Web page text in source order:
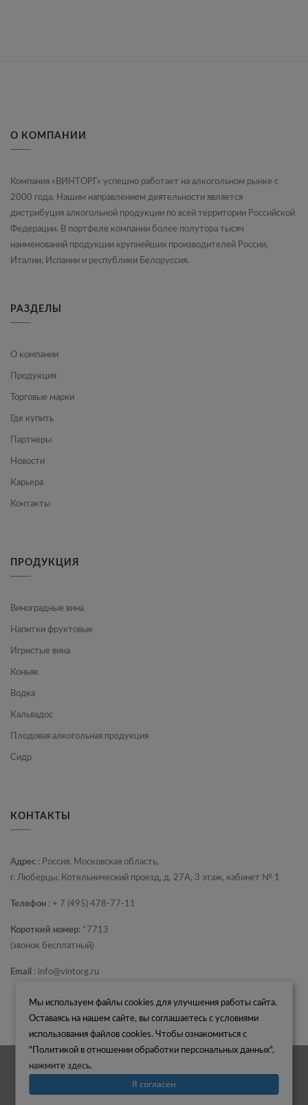
О КОМПАНИИ
Компания «ВИНТОРГ» успешно работает на алкогольном рынке с
2000 года. Нашим направлением деятельности является
дистрибуция алкогольной продукции по всей территории Российской
Федерации. В портфеле компании более полутора тысяч
наименований продукции крупнейших производителей России,
Италии, Испании и республики Белоруссия.
РАЗДЕЛЫ
О компании
Продукция
Торговые марки
Где купить
Партнеры
Новости
Карьера
Контакты
ПРОДУКЦИЯ
Виноградные вина
Напитки фруктовые
Игристые вина
Коньяк
Водка
Кальвадос
Плодовая алкогольная продукция
Сидр
КОНТАКТЫ
Адрес : Россия, Московская область,
г. Люберцы, Котельнический проезд, д. 27А, 3 этаж, кабинет № 1
Телефон : + 7 (495) 478-77-11
Короткий номер: *7713
(звонок бесплатный)
Email : info@vintorg.ru
ООО "ВИНТОРГ" 2026. Все права защищены. ©
Мы используем файлы cookies для улучшения работы сайта.
Оставаясь на нашем сайте, вы соглашаетесь с условиями
использования файлов cookies. Чтобы ознакомиться с
"Политикой в отношении обработки персональных данных",
нажмите здесь.
Я согласен